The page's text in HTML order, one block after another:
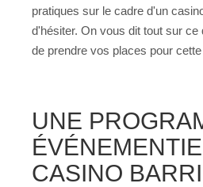
pratiques sur le cadre d'un
d'hésiter. On vous dit tout sur ce
de prendre vos places pour
UNE
CASINO